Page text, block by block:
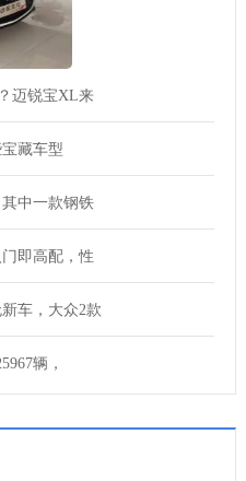
迈锐宝XL来
藏车型
中一款钢铁
即高配，性
车，大众2款
辆，